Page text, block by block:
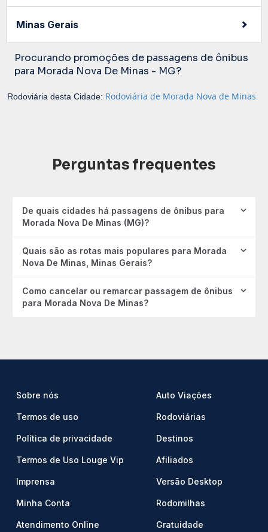
Minas Gerais
Procurando promoções de passagens de ônibus
para Morada Nova De Minas - MG?
Rodoviária desta Cidade: Rodoviária de Morada Nova de Minas
Perguntas frequentes
De quais cidades há passagens de ônibus para
Morada Nova De Minas (MG)?
Quais são as rotas mais populares para Morada
Nova De Minas, Minas Gerais?
Como cancelar ou remarcar passagem de ônibus
para Morada Nova De Minas?
Sobre nós
Termos de uso
Política de privacidade
Termos de Uso Louge Vip
Imprensa
Minha Conta
Atendimento Online
Auto Viações
Rodoviárias
Destinos
Afiliados
Versão Desktop
Rodomilhas
Gratuidade